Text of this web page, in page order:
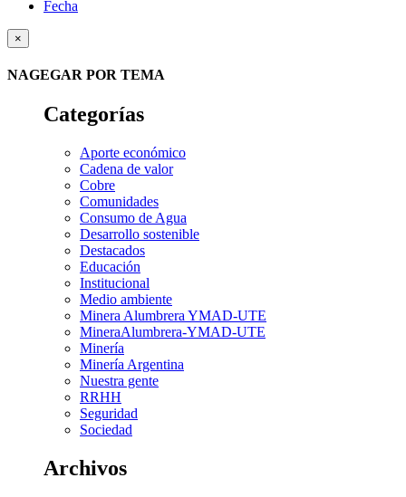
Fecha
×
NAGEGAR POR TEMA
Categorías
Aporte económico
Cadena de valor
Cobre
Comunidades
Consumo de Agua
Desarrollo sostenible
Destacados
Educación
Institucional
Medio ambiente
Minera Alumbrera YMAD-UTE
MineraAlumbrera-YMAD-UTE
Minería
Minería Argentina
Nuestra gente
RRHH
Seguridad
Sociedad
Archivos